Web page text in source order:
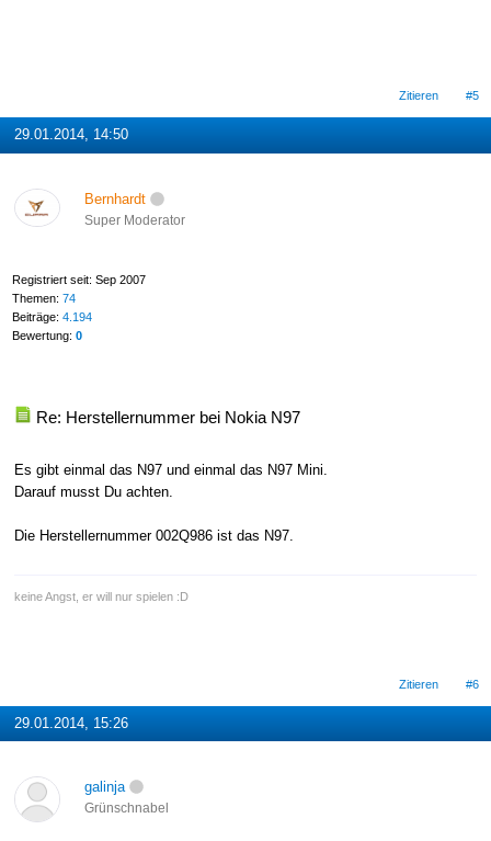
Zitieren #5
29.01.2014, 14:50
Bernhardt
Super Moderator
Registriert seit: Sep 2007
Themen: 74
Beiträge: 4.194
Bewertung: 0
Re: Herstellernummer bei Nokia N97
Es gibt einmal das N97 und einmal das N97 Mini.
Darauf musst Du achten.
Die Herstellernummer 002Q986 ist das N97.
keine Angst, er will nur spielen :D
Zitieren #6
29.01.2014, 15:26
galinja
Grünschnabel